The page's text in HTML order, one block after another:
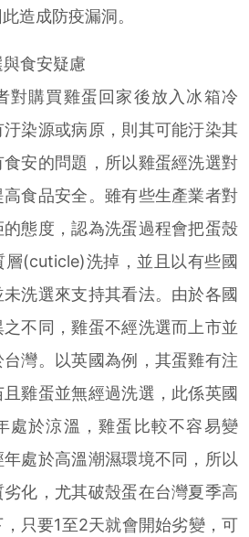
造成防疫漏洞。
食安疑慮
購買雞蛋回家後放入冰箱冷
染源或病原，則其可能汙染其
安的問題，所以雞蛋經洗選對
食品安全。雖有些生產業者對
態度，認為洗蛋過程會把蛋殼
(cuticle)洗掉，並且以有些國
洗選來支持其看法。由於各國
不同，雞蛋不經洗選而上市並
灣。以英國為例，其蛋雞有注
且雞蛋並無經過洗選，此係英國
處於涼溫，雞蛋比較不容易變
處於高溫潮濕環境不同，所以
化，尤其破殼蛋在台灣夏季高
只要1至2天就會開始劣變，可